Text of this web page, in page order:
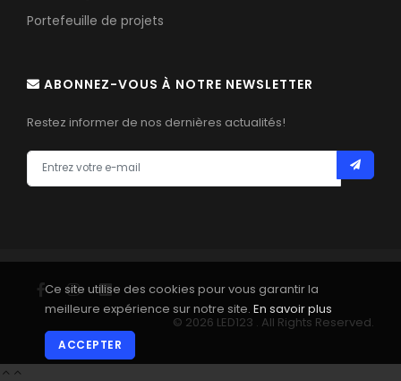
Portefeuille de projets
ABONNEZ-VOUS À NOTRE NEWSLETTER
Restez informer de nos dernières actualités!
© 2026 LED123 . All Rights Reserved.
Ce site utilise des cookies pour vous garantir la
meilleure expérience sur notre site. En savoir plus
ACCEPTER